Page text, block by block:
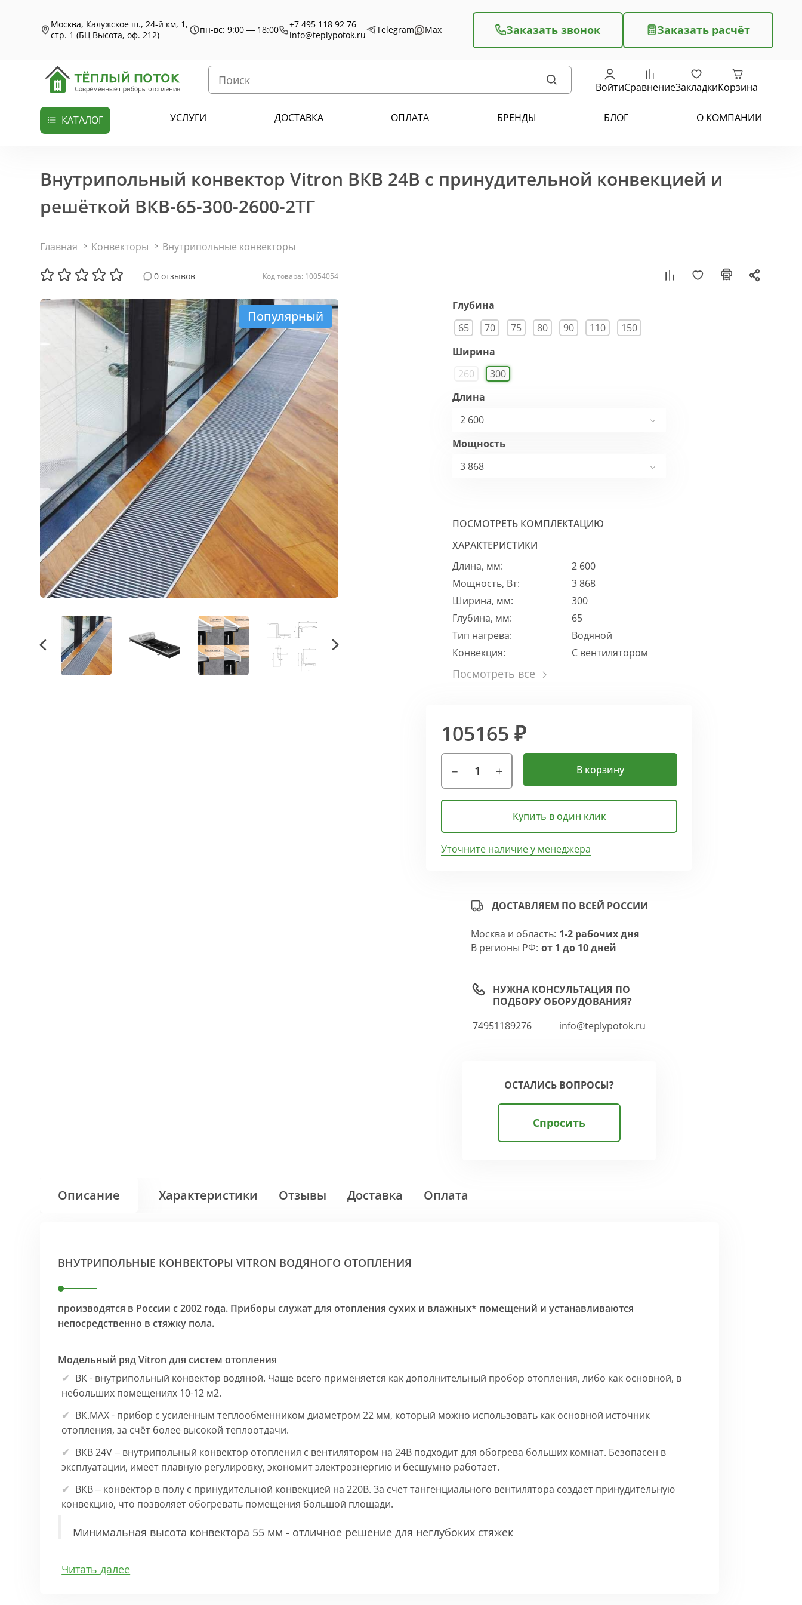
Москва, Калужское ш., 24-й км, 1,
стр. 1 (БЦ Высота, оф. 212)
пн-вс: 9:00 — 18:00
+7 495 118 92 76
info@teplypotok.ru
Telegram Max Заказать звонок Заказать расчёт
ВойтиСравнениеЗакладкиКорзина
КАТАЛОГ УСЛУГИ ДОСТАВКА ОПЛАТА БРЕНДЫ БЛОГ О КОМПАНИИ
Внутрипольный конвектор Vitron ВКВ 24В с принудительной конвекцией и
решёткой ВКВ-65-300-2600-2ТГ
Главная Конвекторы Внутрипольные конвекторы
0 отзывов Код товара: 10054054
Популярный
Глубина
65
70 75 80 90 110
150
Ширина
260
300
Длина
2 600
Мощность
3 868
ПОСМОТРЕТЬ КОМПЛЕКТАЦИЮ
ХАРАКТЕРИСТИКИ
Длина, мм:
2 600
Мощность, Вт:
3 868
Ширина, мм:
300
Глубина, мм:
65
Тип нагрева:
Водяной
Конвекция:
С вентилятором
105165 ₽
В корзину
Купить в один клик
Уточните наличие у менеджера
ДОСТАВЛЯЕМ ПО ВСЕЙ РОССИИ
Москва и область: 1-2 рабочих дня
В регионы РФ: от 1 до 10 дней
НУЖНА КОНСУЛЬТАЦИЯ ПО
ПОДБОРУ ОБОРУДОВАНИЯ?
74951189276
info@teplypotok.ru
ОСТАЛИСЬ ВОПРОСЫ?
Спросить
Описание Характеристики Отзывы Доставка Оплата
ВНУТРИПОЛЬНЫЕ КОНВЕКТОРЫ VITRON ВОДЯНОГО ОТОПЛЕНИЯ
производятся в России с 2002 года. Приборы служат для отопления сухих и влажных* помещений и устанавливаются
непосредственно в стяжку пола.
Модельный ряд Vitron для систем отопления
ВК - внутрипольный конвектор водяной. Чаще всего применяется как дополнительный пробор отопления, либо как основной, в
небольших помещениях 10-12 м2.
ВК.МАХ - прибор с усиленным теплообменником диаметром 22 мм, который можно использовать как основной источник
отопления, за счёт более высокой теплоотдачи.
ВКВ 24V – внутрипольный конвектор отопления с вентилятором на 24В подходит для обогрева больших комнат. Безопасен в
эксплуатации, имеет плавную регулировку, экономит электроэнергию и бесшумно работает.
ВКВ – конвектор в полу с принудительной конвекцией на 220В. За счет тангенциального вентилятора создает принудительную
конвекцию, что позволяет обогревать помещения большой площади.
Минимальная высота конвектора 55 мм - отличное решение для неглубоких стяжек
Особенности:
Читать далее